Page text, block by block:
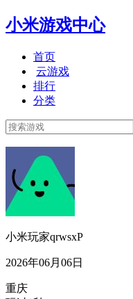
小米游戏中心
首页
云游戏
排行
分类
小米玩家qrwsxP
2026年06月06日
重庆